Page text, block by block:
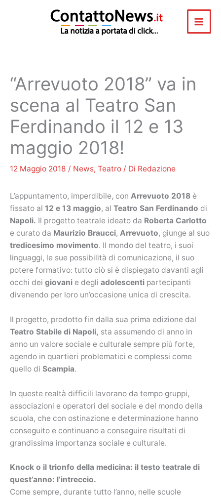
“Arrevuoto 2018” va in
scena al Teatro San
Ferdinando il 12 e 13
maggio 2018!
12 Maggio 2018 / News, Teatro / Di Redazione
L’appuntamento, imperdibile, con Arrevuoto 2018 è
fissato al 12 e 13 maggio, al Teatro San Ferdinando di
Napoli. Il progetto teatrale ideato da Roberta Carlotto
e curato da Maurizio Braucci, Arrevuoto, giunge al suo
tredicesimo movimento. Il mondo del teatro, i suoi
linguaggi, le sue possibilità di comunicazione, il suo
potere formativo: tutto ciò si è dispiegato davanti agli
occhi dei giovani e degli adolescenti partecipanti
divenendo per loro un’occasione unica di crescita.
Il progetto, prodotto fin dalla sua prima edizione dal
Teatro Stabile di Napoli, sta assumendo di anno in
anno un valore sociale e culturale sempre più forte,
agendo in quartieri problematici e complessi come
quello di Scampia.
In queste realtà difficili lavorano da tempo gruppi,
associazioni e operatori del sociale e del mondo della
scuola, che con ostinazione e determinazione hanno
conseguito e continuano a conseguire risultati di
grandissima importanza sociale e culturale.
Knock o il trionfo della medicina: il testo teatrale di
quest’anno: l’intreccio.
Come sempre, durante tutto l’anno, nelle scuole